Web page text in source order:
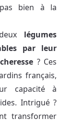
bien à la
légumes
par leur
? Ces
français,
capacité à
Intrigué ?
transformer